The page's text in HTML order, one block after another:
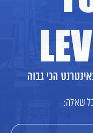
הכי גבוה
שאלה: